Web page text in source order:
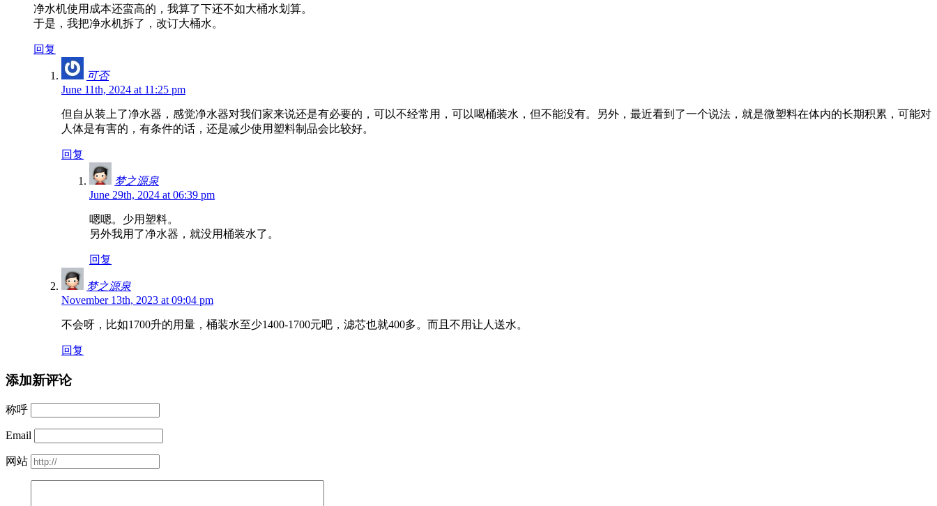
净水机使用成本还蛮高的，我算了下还不如大桶水划算。
于是，我把净水机拆了，改订大桶水。
回复
可否
June 11th, 2024 at 11:25 pm
但自从装上了净水器，感觉净水器对我们家来说还是有必要的，可以不经常用，可以喝桶装水，但不能没有。另外，最近看到了一个说法，就是微塑料在体内的长期积累，可能对
人体是有害的，有条件的话，还是减少使用塑料制品会比较好。
回复
梦之源泉
June 29th, 2024 at 06:39 pm
嗯嗯。少用塑料。
另外我用了净水器，就没用桶装水了。
回复
梦之源泉
November 13th, 2023 at 09:04 pm
不会呀，比如1700升的用量，桶装水至少1400-1700元吧，滤芯也就400多。而且不用让人送水。
回复
添加新评论
称呼
Email
网站